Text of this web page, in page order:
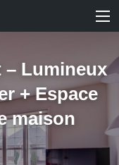
– Lumineux
+ Espace
maison